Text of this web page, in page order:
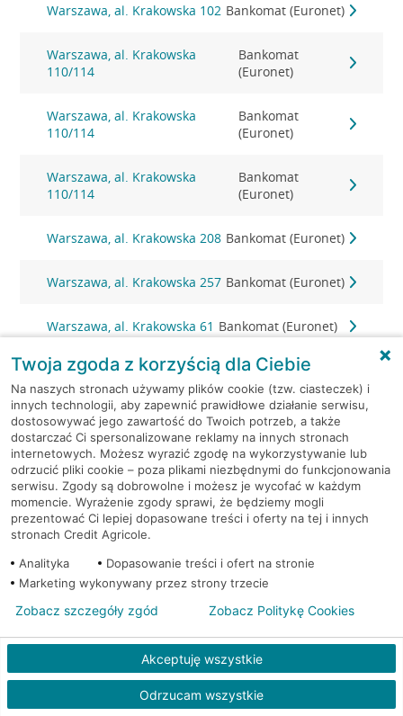
Warszawa, al. Krakowska 102 Bankomat (Euronet)
Warszawa, al. Krakowska
110/114
Bankomat
(Euronet)
Warszawa, al. Krakowska
110/114
Bankomat
(Euronet)
Warszawa, al. Krakowska
110/114
Bankomat
(Euronet)
Warszawa, al. Krakowska 208 Bankomat (Euronet)
Warszawa, al. Krakowska 257 Bankomat (Euronet)
Warszawa, al. Krakowska 61 Bankomat (Euronet)
Warszawa, al. Krakowska 61 Bankomat (Euronet)
Warszawa, al.Krakowska
61
Bankomat (Planet
Cash)
Warszawa, al. Krakowska 75 Bankomat (Euronet)
Warszawa, al. Lotników 1 Bankomat (Euronet)
Warszawa, al. Niepodległości
80
Bankomat
(Euronet)
Tysiąclecia 83A/lok 6
(Euronet)
Warszawa, al. Reymonta 6 Bankomat (Euronet)
Twoja zgoda z korzyścią dla Ciebie
Na naszych stronach używamy plików cookie (tzw. ciasteczek) i
innych technologii, aby zapewnić prawidłowe działanie serwisu,
dostosowywać jego zawartość do Twoich potrzeb, a także
dostarczać Ci spersonalizowane reklamy na innych stronach
internetowych. Możesz wyrazić zgodę na wykorzystywanie lub
odrzucić pliki cookie – poza plikami niezbędnymi do funkcjonowania
serwisu. Zgody są dobrowolne i możesz je wycofać w każdym
momencie. Wyrażenie zgody sprawi, że będziemy mogli
prezentować Ci lepiej dopasowane treści i oferty na tej i innych
stronach Credit Agricole.
Analityka
Dopasowanie treści i ofert na stronie
Marketing wykonywany przez strony trzecie
Akceptuję wszystkie
Odrzucam wszystkie
Zobacz szczegóły zgód Zobacz Politykę Cookies